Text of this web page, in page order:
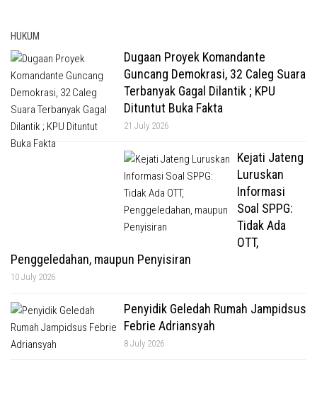
HUKUM
Dugaan Proyek Komandante
Guncang Demokrasi, 32 Caleg Suara
Terbanyak Gagal Dilantik ; KPU
Dituntut Buka Fakta
21 July 2026
Kejati Jateng
Luruskan
Informasi
Soal SPPG:
Tidak Ada
OTT,
Penggeledahan, maupun Penyisiran
10 July 2026
Penyidik Geledah Rumah Jampidsus
Febrie Adriansyah
8 July 2026